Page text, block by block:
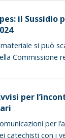
il Sussidio
si può
Commissione
per
per
catechisti con i